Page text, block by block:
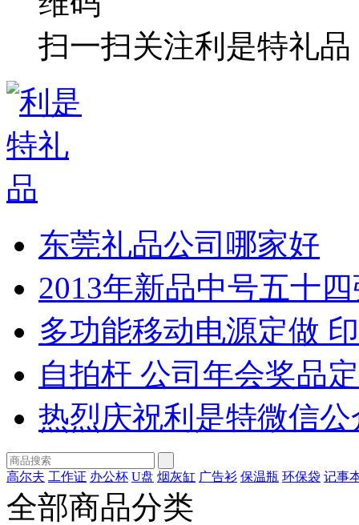
扫一扫关注利是特礼品
东莞礼品公司哪家好
2013年新品中号五十
多功能移动电源定做
自拍杆 公司年会奖品
热烈庆祝利是特微信
高尔夫 工作证 办公杯 U盘 烟灰缸 广告衫 保温瓶 环保袋 记事
全部商品分类